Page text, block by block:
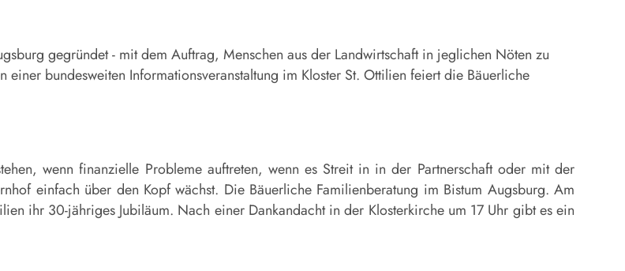
gegründet - mit dem Auftrag, Menschen aus der Landwirtschaft in jeglichen Nöten zu
einer bundesweiten Informationsveranstaltung im Kloster St. Ottilien feiert die Bäuerliche
wenn finanzielle Probleme auftreten, wenn es Streit in in der Partnerschaft oder mit der
einfach über den Kopf wächst. Die Bäuerliche Familienberatung im Bistum Augsburg. Am
ihr 30-jähriges Jubiläum. Nach einer Dankandacht in der Klosterkirche um 17 Uhr gibt es ein